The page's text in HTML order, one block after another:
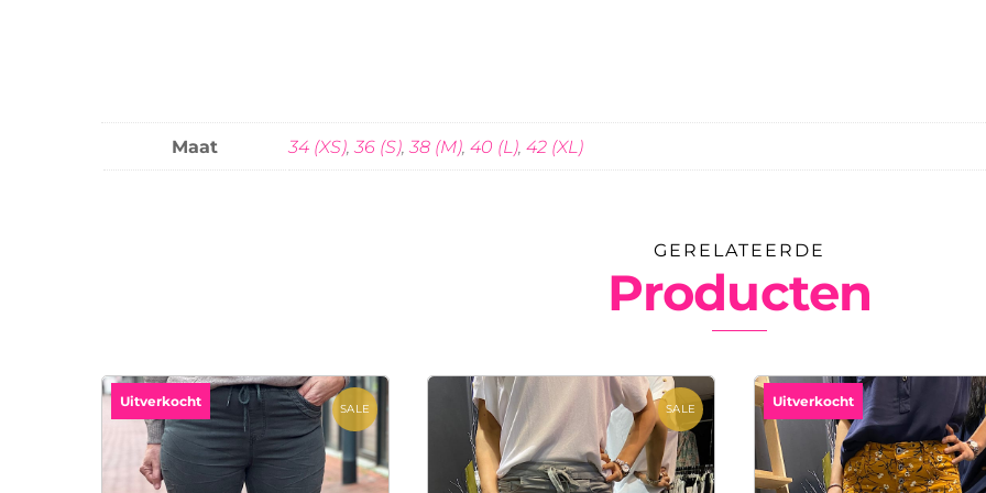
Maat 34 (XS),36 (S),38 (M), 40 (L), 42 (XL)
GERELATEERDE
Producten
SALE
Uitverkocht SALE Uitverkocht